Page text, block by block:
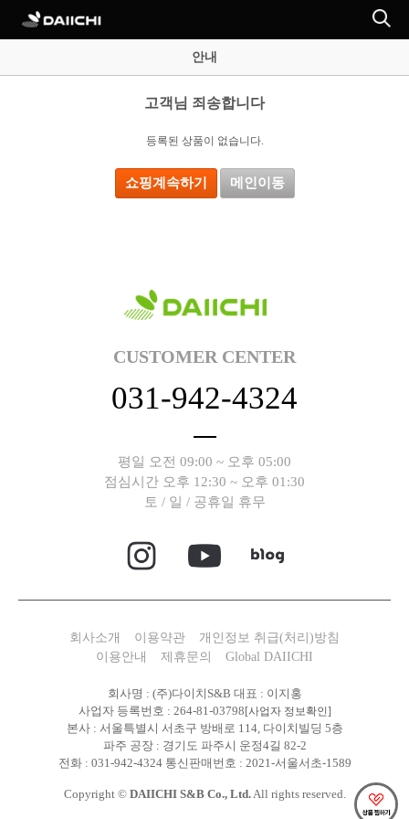
안내
고객님 죄송합니다
등록된 상품이 없습니다.
쇼핑계속하기 메인이동
CUSTOMER CENTER
031-942-4324
평일 오전 09:00 ~ 오후 05:00
점심시간 오후 12:30 ~ 오후 01:30
토 / 일 / 공휴일 휴무
회사소개 이용약관
개인정보 취급(처리)방침
이용안내
제휴문의 Global DAIICHI
회사명 : (주)다이치S&B 대표 : 이지홍
사업자 등록번호 : 264-81-03798[사업자 정보확인]
본사 : 서울특별시 서초구 방배로 114, 다이치빌딩 5층
파주 공장 : 경기도 파주시 운정4길 82-2
전화 : 031-942-4324 통신판매번호 : 2021-서울서초-1589
Copyright © DAIICHI S&B Co., Ltd.All rights reserved.